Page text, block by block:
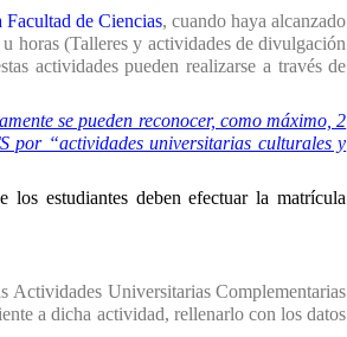
en
la
Ciencia
Natural
Libera-
la
basuraleza
oculta
de
la
Hi
Score
Facultad de Ciencias, cuando haya alcanzado
horas (Talleres y actividades de divulgación
actividades pueden realizarse a través de
se pueden reconocer, como máximo, 2
por “actividades universitarias culturales y
estudiantes deben efectuar la matrícula
Actividades Universitarias Complementarias
a dicha actividad, rellenarlo con los datos